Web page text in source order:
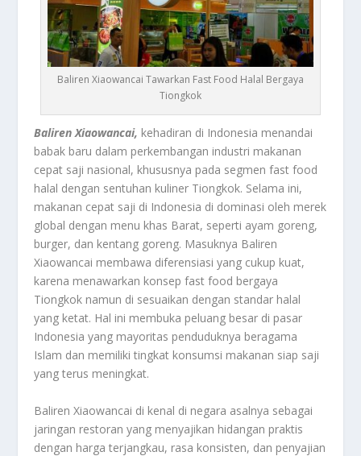
Baliren Xiaowancai Tawarkan Fast Food Halal Bergaya
Tiongkok
Baliren Xiaowancai, kehadiran di Indonesia menandai
babak baru dalam perkembangan industri makanan
cepat saji nasional, khususnya pada segmen fast food
halal dengan sentuhan kuliner Tiongkok. Selama ini,
makanan cepat saji di Indonesia di dominasi oleh merek
global dengan menu khas Barat, seperti ayam goreng,
burger, dan kentang goreng. Masuknya Baliren
Xiaowancai membawa diferensiasi yang cukup kuat,
karena menawarkan konsep fast food bergaya
Tiongkok namun di sesuaikan dengan standar halal
yang ketat. Hal ini membuka peluang besar di pasar
Indonesia yang mayoritas penduduknya beragama
Islam dan memiliki tingkat konsumsi makanan siap saji
yang terus meningkat.
Baliren Xiaowancai di kenal di negara asalnya sebagai
jaringan restoran yang menyajikan hidangan praktis
dengan harga terjangkau, rasa konsisten, dan penyajian